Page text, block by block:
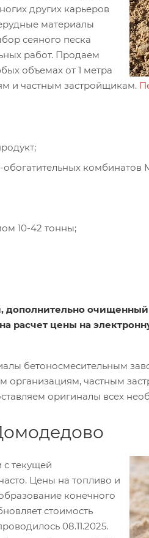
других карьеров
материалы
сеяного песка
работ. Продаем
объемах от 1 метра
и частным застройщикам.
комбинатов
10-42 тонны;
дополнительно
расчет цены на
бетоносмесительным
частным
оригиналы всех
с текущей
Цены на топливо и
конечного
стоимость
08.11.2025.